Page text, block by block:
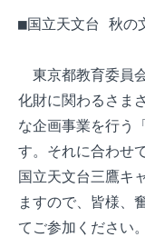
■国立天文台 秋の
東京都教育委員
化財に関わるさま
な企画事業を行う
す。それに合わせて
国立天文台三鷹キ
ますので、皆様、
てご参加ください。